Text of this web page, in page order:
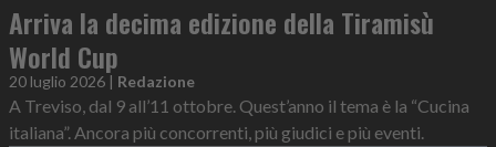
Arriva la decima edizione della Tiramisù
World Cup
20 luglio 2026 | Redazione
A Treviso, dal 9 all’11 ottobre. Quest’anno il tema è la “Cucina
italiana”. Ancora più concorrenti, più giudici e più eventi.